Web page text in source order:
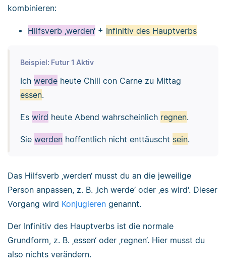
kombinieren:
Hilfsverb ‚werden‘ + Infinitiv des Hauptverbs
Beispiel: Futur 1 Aktiv
Ich werdeheute Chili con Carne zu Mittag
essen.
Es wird heute Abend wahrscheinlich regnen.
Sie werdenhoffentlich nicht enttäuscht sein.
Das Hilfsverb ‚werden‘ musst du an die jeweilige
Person anpassen, z. B. ‚ich werde‘ oder ‚es wird‘. Dieser
Vorgang wird Konjugieren genannt.
Der Infinitiv des Hauptverbs ist die normale
Grundform, z. B. ‚essen‘ oder ‚regnen‘. Hier musst du
also nichts verändern.